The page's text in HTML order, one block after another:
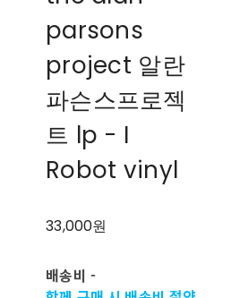
parsons
project 알란
파슨스프로젝
트 lp - I
Robot vinyl
33,000원
배송비 -